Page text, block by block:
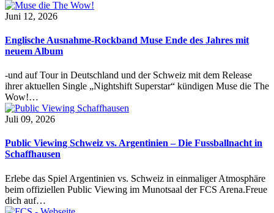
Juni 12, 2026
Englische Ausnahme-Rockband Muse Ende des Jahres mit
neuem Album
-und auf Tour in Deutschland und der Schweiz mit dem Release
ihrer aktuellen Single „Nightshift Superstar“ kündigen Muse die The
Wow!…
Juli 09, 2026
Public Viewing Schweiz vs. Argentinien – Die Fussballnacht in
Schaffhausen
Erlebe das Spiel Argentinien vs. Schweiz in einmaliger Atmosphäre
beim offiziellen Public Viewing im Munotsaal der FCS Arena.Freue
dich auf…